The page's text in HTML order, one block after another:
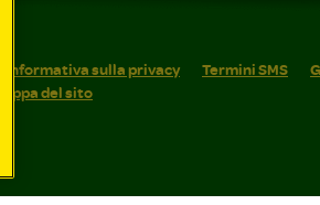
Informativa sulla privacy Termini SMS
Mappa del sito